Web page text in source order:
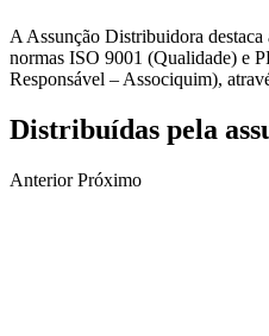
A Assunção Distribuidora destaca
normas ISO 9001 (Qualidade) e
Responsável – Associquim),
Distribuídas pela
Anterior Próximo